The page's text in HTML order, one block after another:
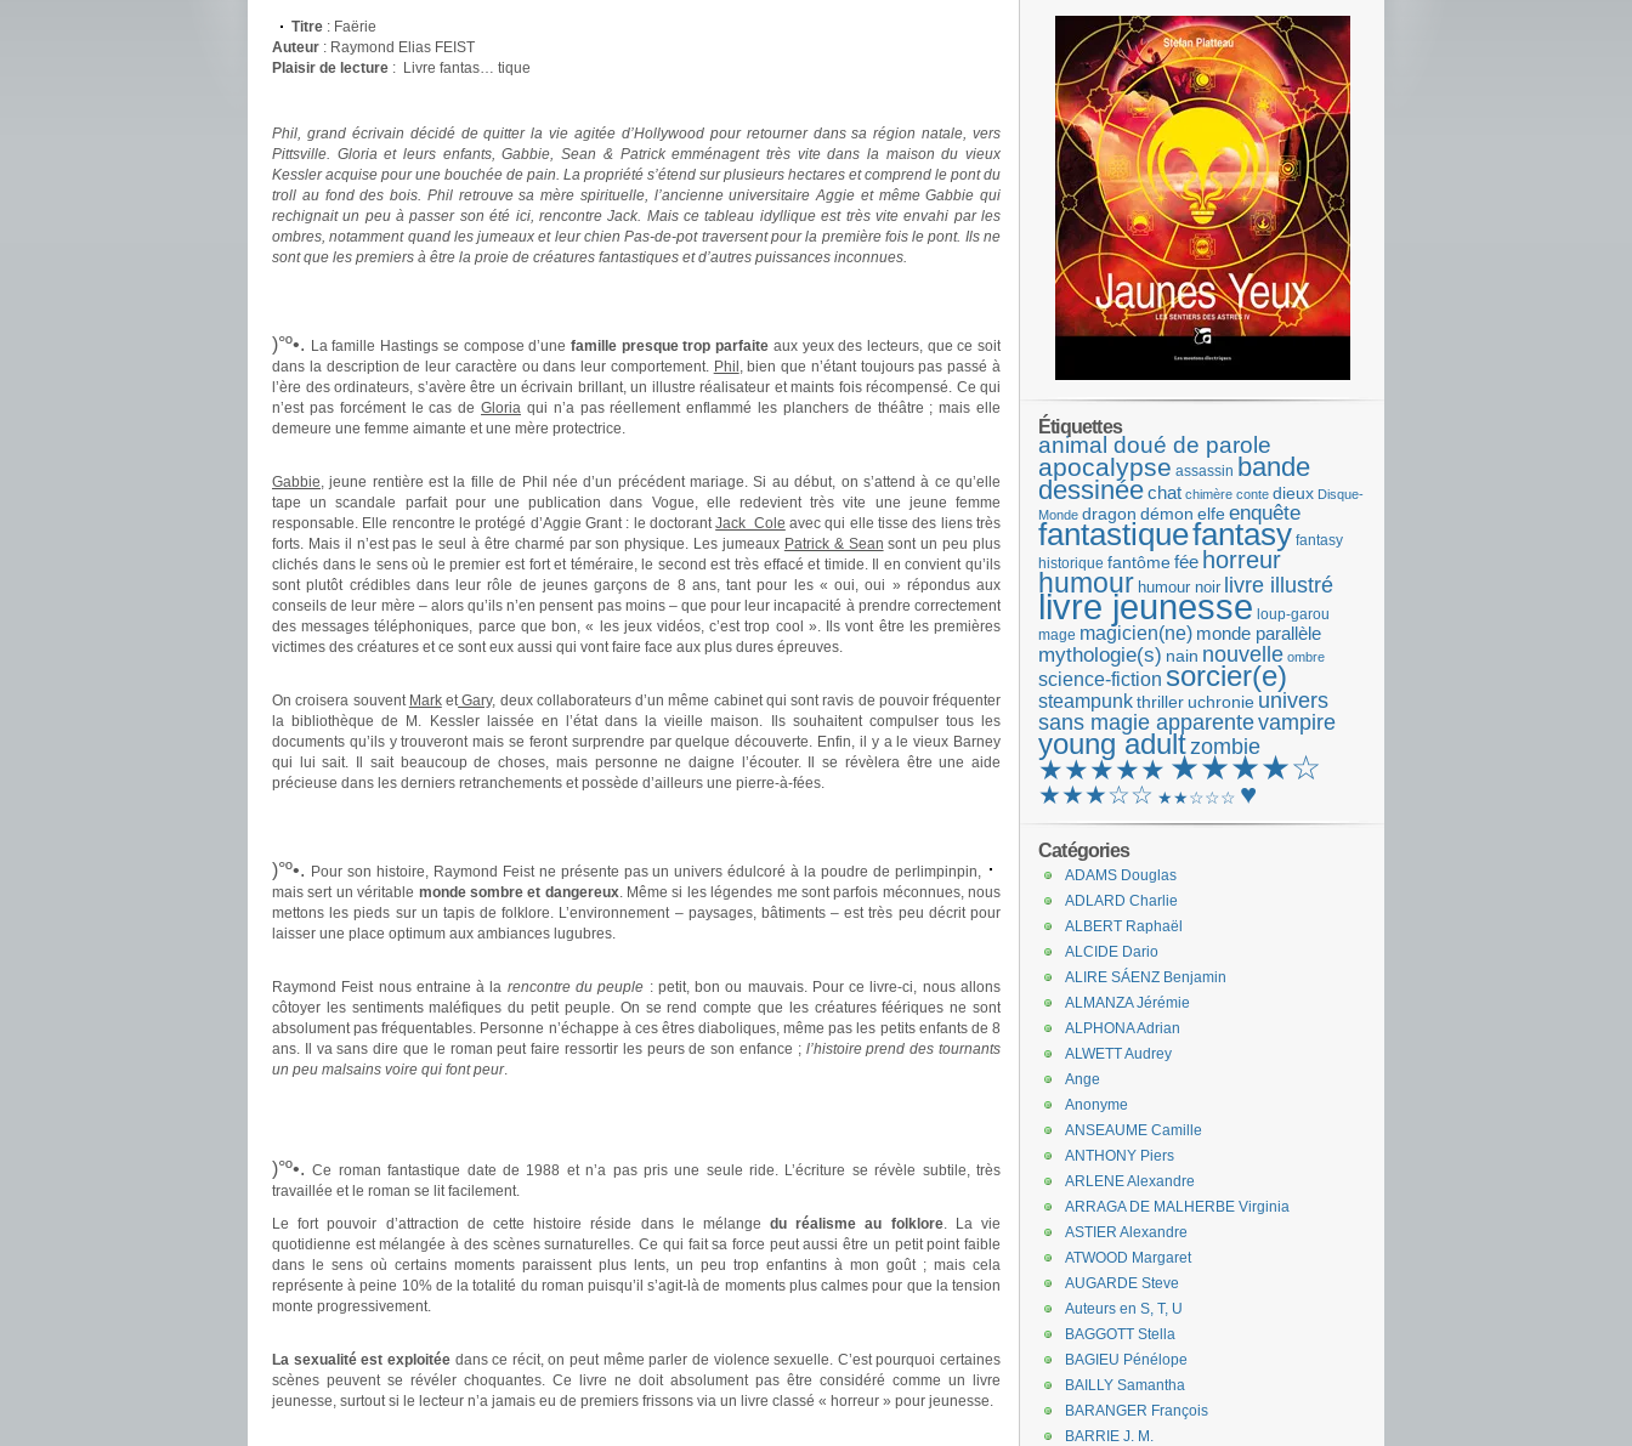
Titre : Faërie
Auteur : Raymond Elias FEIST
Plaisir de lecture : Livre fantas… tique
Phil, grand écrivain décidé de quitter la vie agitée d’Hollywood pour retourner dans sa région natale, vers
Pittsville. Gloria et leurs enfants, Gabbie, Sean & Patrick emménagent très vite dans la maison du vieux
Kessler acquise pour une bouchée de pain. La propriété s’étend sur plusieurs hectares et comprend le pont du
troll au fond des bois. Phil retrouve sa mère spirituelle, l’ancienne universitaire Aggie et même Gabbie qui
rechignait un peu à passer son été ici, rencontre Jack. Mais ce tableau idyllique est très vite envahi par les
ombres, notamment quand les jumeaux et leur chien Pas-de-pot traversent pour la première fois le pont. Ils ne
sont que les premiers à être la proie de créatures fantastiques et d’autres puissances inconnues.
)°º•. La famille Hastings se compose d’une famille presque trop parfaite aux yeux des lecteurs, que ce soit
dans la description de leur caractère ou dans leur comportement. Phil , bien que n’étant toujours pas passé à
l’ère des ordinateurs, s’avère être un écrivain brillant, un illustre réalisateur et maints fois récompensé. Ce qui
n’est pas forcément le cas de Gloria qui n’a pas réellement enflammé les planchers de théâtre ; mais elle
demeure une femme aimante et une mère protectrice.
Gabbie, jeune rentière est la fille de Phil née d’un précédent mariage. Si au début, on s’attend à ce qu’elle
tape un scandale parfait pour une publication dans Vogue, elle redevient très vite une jeune femme
responsable. Elle rencontre le protégé d’Aggie Grant : le doctorantJack Cole avec qui elle tisse des liens très
forts. Mais il n’est pas le seul à être charmé par son physique. Les jumeaux Patrick & Sean sont un peu plus
clichés dans le sens où le premier est fort et téméraire, le second est très effacé et timide. Il en convient qu’ils
sont plutôt crédibles dans leur rôle de jeunes garçons de 8 ans, tant pour les « oui, oui » répondus aux
conseils de leur mère – alors qu’ils n’en pensent pas moins – que pour leur incapacité à prendre correctement
des messages téléphoniques, parce que bon, « les jeux vidéos, c’est trop cool ». Ils vont être les premières
victimes des créatures et ce sont eux aussi qui vont faire face aux plus dures épreuves.
On croisera souvent MarketGary, deux collaborateurs d’un même cabinet qui sont ravis de pouvoir fréquenter
la bibliothèque de M. Kessler laissée en l’état dans la vieille maison. Ils souhaitent compulser tous les
documents qu’ils y trouveront mais se feront surprendre par quelque découverte. Enfin, il y a le vieux Barney
qui lui sait. Il sait beaucoup de choses, mais personne ne daigne l’écouter. Il se révèlera être une aide
précieuse dans les derniers retranchements et possède d’ailleurs une pierre-à-fées.
)°º•. Pour son histoire, Raymond Feist ne présente pas un univers édulcoré à la poudre de perlimpinpin,
mais sert un véritable monde sombre et dangereux. Même si les légendes me sont parfois méconnues, nous
mettons les pieds sur un tapis de folklore. L’environnement – paysages, bâtiments – est très peu décrit pour
laisser une place optimum aux ambiances lugubres.
Raymond Feist nous entraine à la rencontre du peuple : petit, bon ou mauvais. Pour ce livre-ci, nous allons
côtoyer les sentiments maléfiques du petit peuple. On se rend compte que les créatures féériques ne sont
absolument pas fréquentables. Personne n’échappe à ces êtres diaboliques, même pas les petits enfants de 8
ans. Il va sans dire que le roman peut faire ressortir les peurs de son enfance ; l’histoire prend des tournants
un peu malsains voire qui font peur.
)°º•.Ce roman fantastique date de 1988 et n’a pas pris une seule ride. L’écriture se révèle subtile, très
travaillée et le roman se lit facilement.
Le fort pouvoir d’attraction de cette histoire réside dans le mélangedu réalisme au folklore. La vie
quotidienne est mélangée à des scènes surnaturelles. Ce qui fait sa force peut aussi être un petit point faible
dans le sens où certains moments paraissent plus lents, un peu trop enfantins à mon goût ; mais cela
représente à peine 10% de la totalité du roman puisqu’il s’agit-là de moments plus calmes pour que la tension
monte progressivement.
La sexualité est exploitéedans ce récit, on peut même parler de violence sexuelle. C’est pourquoi certaines
scènes peuvent se révéler choquantes. Ce livre ne doit absolument pas être considéré comme un livre
jeunesse, surtout si le lecteur n’a jamais eu de premiers frissons via un livre classé « horreur » pour jeunesse.
Étiquettes
animal doué de parole
apocalypse assassin bande
dessinéechat chimère conte dieux Disque-
Monde dragon démon elfeenquête
fantastiquefantasy fantasy
historique fantômefée horreur
humour humour noir livre illustré
livre jeunesse loup-garou
mage magicien(ne) monde parallèle
mythologie(s) nain nouvelle ombre
science-fiction sorcier(e)
steampunkthriller uchronie univers
sans magie apparentevampire
young adultzombie
★★★★★ ★★★★☆
★★★☆☆ ★★☆☆☆ ♥
Catégories
ADAMS Douglas
ADLARD Charlie
ALBERT Raphaël
ALCIDE Dario
ALIRE SÁENZ Benjamin
ALMANZA Jérémie
ALPHONA Adrian
ALWETT Audrey
Ange
Anonyme
ANSEAUME Camille
ANTHONY Piers
ARLENE Alexandre
ARRAGA DE MALHERBE Virginia
ASTIER Alexandre
ATWOOD Margaret
AUGARDE Steve
Auteurs en S, T, U
BAGGOTT Stella
BAGIEU Pénélope
BAILLY Samantha
BARANGER François
BARRIE J. M.